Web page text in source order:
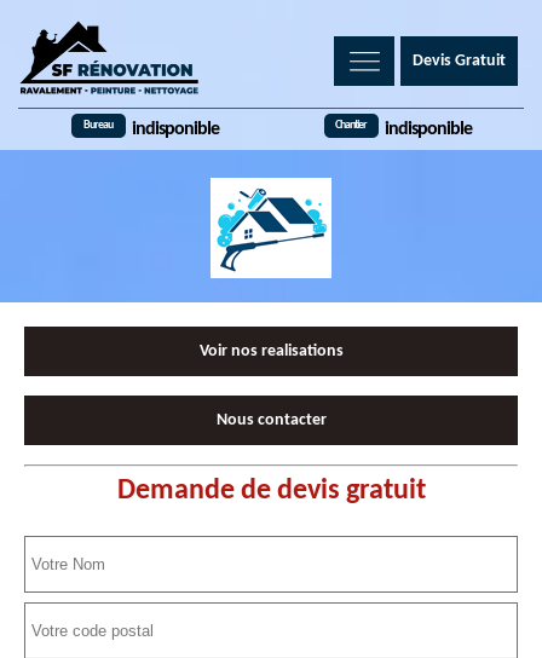
Devis Gratuit
Bureau indisponible Chantier indisponible
Voir nos realisations
Nous contacter
Demande de devis gratuit